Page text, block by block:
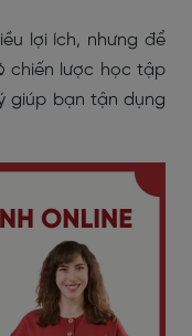
lợi ích, nhưng để
chiến lược học tập
giúp bạn tận dụng